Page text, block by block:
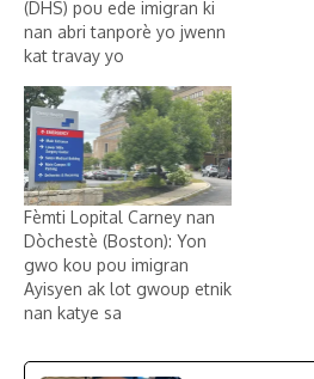
(DHS) pou ede imigran ki
nan abri tanporè yo jwenn
kat travay yo
Fèmti Lopital Carney nan
Dòchestè (Boston): Yon
gwo kou pou imigran
Ayisyen ak lot gwoup etnik
nan katye sa